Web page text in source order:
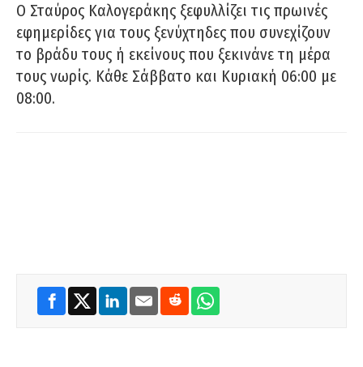
Ο Σταύρος Καλογεράκης ξεφυλλίζει τις πρωινές
εφημερίδες για τους ξενύχτηδες που συνεχίζουν
το βράδυ τους ή εκείνους που ξεκινάνε τη μέρα
τους νωρίς. Κάθε Σάββατο και Κυριακή 06:00 με
08:00.